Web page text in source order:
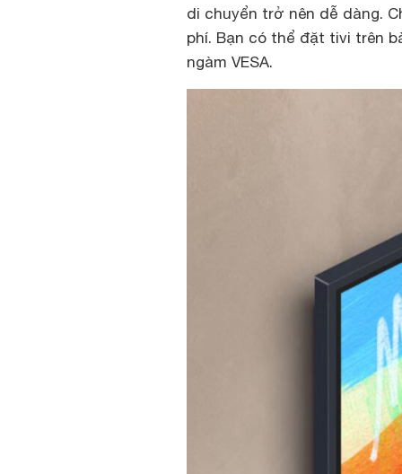
di chuyển trở nên dễ dàng.
phí. Bạn có thể đặt tivi trên
ngàm VESA.